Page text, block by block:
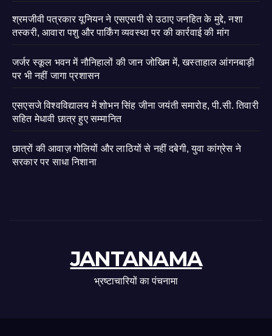
श्रमजीवी पत्रकार यूनियन ने एसएसपी से उठाए जनहित के मुद्दे, नशा
तस्करी, आवारा पशु और पार्किंग व्यवस्था पर की कार्रवाई की मांग
जर्जर स्कूल भवन में नौनिहालों की जान जोखिम में, खस्ताहाल आंगनबाड़ी
पर भी नहीं जागा प्रशासन
एसएसजे विश्वविद्यालय में शोभन सिंह जीना जयंती समारोह, पी.सी. तिवारी
सहित मेधावी छात्र हुए सम्मानित
छात्रों की आवाज़ गोलियों और लाठियों से नहीं दबेगी, युवा कांग्रेस ने
सरकार पर साधा निशाना
JANTANAMA
भ्रष्टाचारियों का पंचनामा